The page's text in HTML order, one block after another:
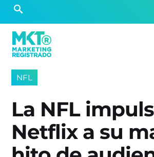
NFL
La NFL
Netflix a su